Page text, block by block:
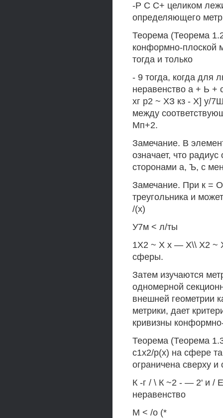
-Р С С+ целиком
определяющего
Теорема (Теорема
конформно-плоской
тогда и только
- 9 тогда, когда для
неравенство а + Ь +
хг р2 ~ ХЗ кз - X] у/
между
Мп+2.
Замечание. В
означает, что
сторонами а, Ъ, с
Замечание. При к =
треугольника и
/(х)
У7м < л/ты
1X2 ~ X х — Х\\ Х2 ~
сферы.
Затем изучаются
одномерной
внешней геометрии
метрики, дает
кривизны
Теорема (Теорема
с1х2/р(х) на сфере
ограничена сверху и
К -г / \ К ~2 - — 2' и /
неравенство
М < /о (*